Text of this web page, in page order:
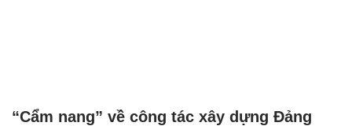
“Cẩm nang” về công tác xây dựng Đảng